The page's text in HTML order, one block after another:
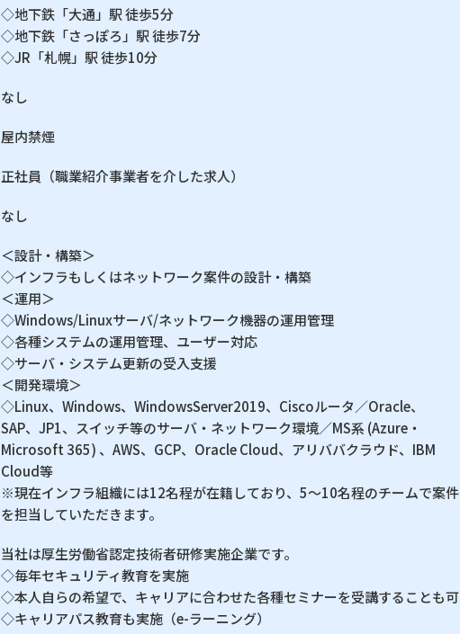
◇地下鉄「大通」駅 徒歩5分
◇地下鉄「さっぽろ」駅 徒歩7分
◇JR「札幌」駅 徒歩10分
なし
屋内禁煙
正社員（職業紹介事業者を介した求人）
なし
＜設計・構築＞
◇インフラもしくはネットワーク案件の設計・構築
＜運用＞
◇Windows/Linuxサーバ/ネットワーク機器の運用管理
◇各種システムの運用管理、ユーザー対応
◇サーバ・システム更新の受入支援
＜開発環境＞
◇Linux、Windows、WindowsServer2019、Ciscoルータ／Oracle、
SAP、JP1、スイッチ等のサーバ・ネットワーク環境／MS系 (Azure・
Microsoft 365) 、AWS、GCP、Oracle Cloud、アリババクラウド、IBM
Cloud等
※現在インフラ組織には12名程が在籍しており、5〜10名程のチームで案件
を担当していただきます。
当社は厚生労働省認定技術者研修実施企業です。
◇毎年セキュリティ教育を実施
◇本人自らの希望で、キャリアに合わせた各種セミナーを受講することも可
◇キャリアパス教育も実施（e-ラーニング）